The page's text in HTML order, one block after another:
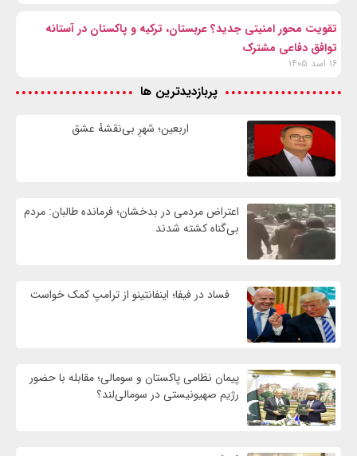
تقویت محور امنیتی جدید؟ عربستان، ترکیه و پاکستان در آستانه
توافق دفاعی مشترک
۱۶ اسد ۱۴۰۵
پربازدیدترین ها
اربعین؛ شهرِ بی‌نقشهٔ عشق
اعتراض مردمی در بدخشان؛ فرمانده طالبان: مردم
بی‌گناه کشته شدند
فساد در فیفا؛ اینفانتینو از ترامپ کمک خواست
پیمان نظامی پاکستان و سومالی؛ مقابله با حضور
رژيم صهیونیستی در سومالی‌لند؟